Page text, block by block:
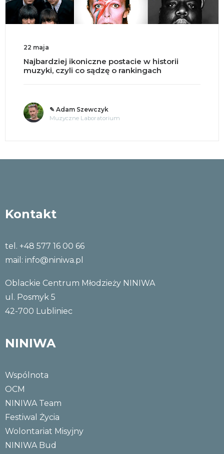
18 maja
Split brain, czyli co się dzieje po przecięciu
mózgu na pół?
✎ o. Andrzej Jastrzębski OMI
Tajemnice umysłu
Kontakt
tel. +48 577 16 00 66
mail: info@niniwa.pl
Oblackie Centrum Młodzieży NINIWA
ul. Posmyk 5
42-700 Lubliniec
NINIWA
Wspólnota
OCM
NINIWA Team
Festiwal Życia
Wolontariat Misyjny
NINIWA Bud